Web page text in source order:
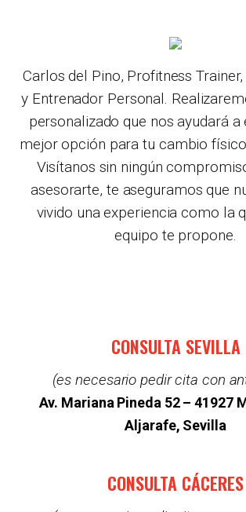
Carlos del Pino, Profitness
y Entrenador Personal.
personalizado que nos ayudará
mejor opción para tu cambio
Visítanos sin ningún
asesorarte, te aseguramos que
vivido una experiencia como la
equipo te propone.
CONSULTA SEVILLA
(es necesario pedir cita con
Av. Mariana Pineda 52 –41927
Aljarafe, Sevilla
CONSULTA CÁCERES